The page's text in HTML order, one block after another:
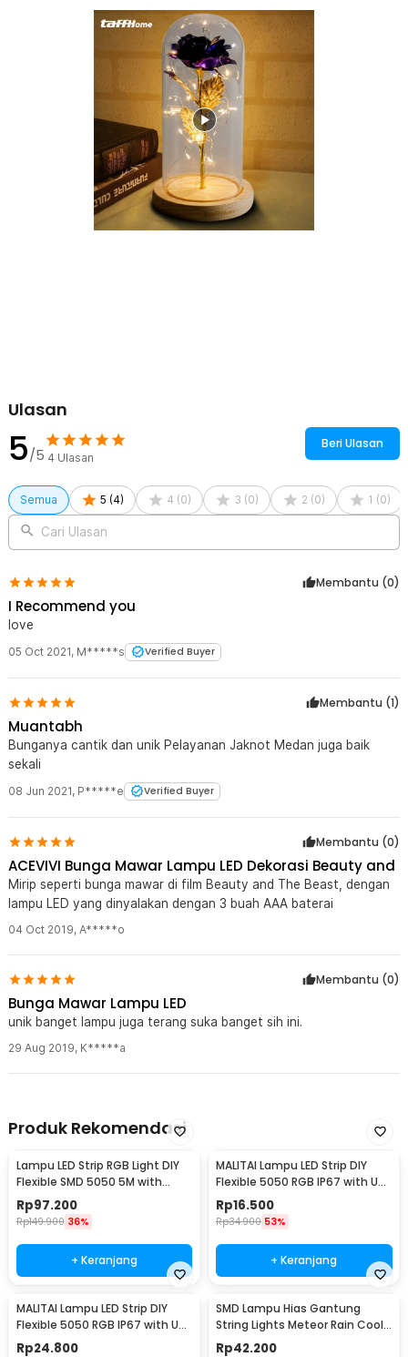
Ulasan
5/5 4 Ulasan
Beri Ulasan
Semua 5 (4) 4 (0) 3 (0) 2 (0) 1 (0)
Cari Ulasan
Membantu (0)
I Recommend you
love
05 Oct 2021, M*****s Verified Buyer
Membantu (1)
Muantabh
Bunganya cantik dan unik Pelayanan Jaknot Medan juga baik
sekali
08 Jun 2021, P*****e Verified Buyer
Membantu (0)
ACEVIVI Bunga Mawar Lampu LED Dekorasi Beauty and
Mirip seperti bunga mawar di film Beauty and The Beast, dengan
lampu LED yang dinyalakan dengan 3 buah AAA baterai
04 Oct 2019, A*****o
Membantu (0)
Bunga Mawar Lampu LED
unik banget lampu juga terang suka banget sih ini.
29 Aug 2019, K*****a
Produk Rekomendasi
Lampu LED Strip RGB Light DIY
Flexible SMD 5050 5M with
Remote
Rp97.200
Rp149.900 36%
+ Keranjang
MALITAI Lampu LED Strip DIY
Flexible 5050 RGB IP67 with USB
Controller 1M - SMD2835
Rp16.500
Rp34.900 53%
+ Keranjang
MALITAI Lampu LED Strip DIY
Flexible 5050 RGB IP67 with USB
Controller 2M - SMD2835
Rp24.800
SMD Lampu Hias Gantung
String Lights Meteor Rain Cool
White 30cm 8 PCS
Rp42.200